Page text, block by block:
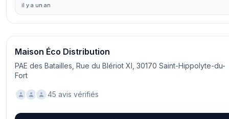
il y a un an
Maison Éco Distribution
PAE des Batailles, Rue du Blériot XI, 30170 Saint-Hippolyte-du-
Fort
45 avis vérifiés